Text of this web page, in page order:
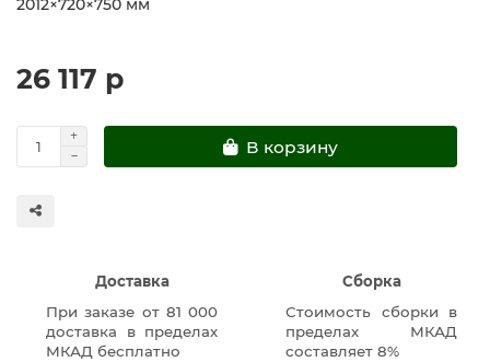
2012×720×750 мм
26 117 р
В корзину
Доставка
При заказе от 81 000
доставка в пределах
МКАД бесплатно
Сборка
Стоимость сборки в
пределах МКАД
составляет 8%